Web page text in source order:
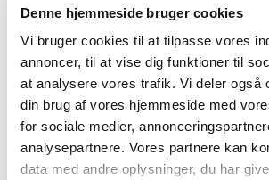
Denne hjemmeside bruger cookies
Vi bruger cookies til at tilpasse vores
annoncer, til at vise dig funktioner til
at analysere vores trafik. Vi deler også
din brug af vores hjemmeside med
for sociale medier,
analysepartnere. Vores partnere kan
data med andre oplysninger, du har